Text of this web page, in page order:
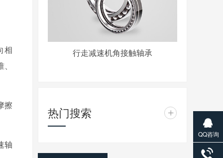
相
擦
轴
行走减速机角接触轴承
热门搜索 +
QQ咨询